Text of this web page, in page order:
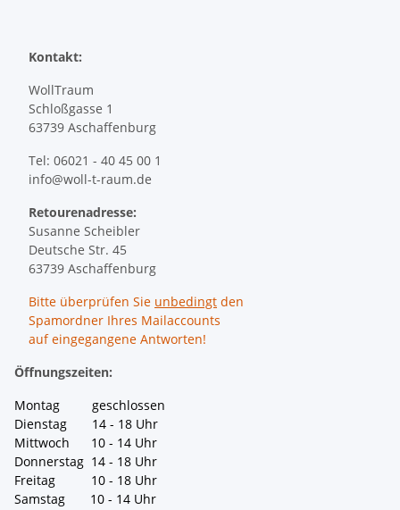
Kontakt:
WollTraum
Schloßgasse 1
63739 Aschaffenburg
Tel: 06021 - 40 45 00 1
info@woll-t-raum.de
Retourenadresse:
Susanne Scheibler
Deutsche Str. 45
63739 Aschaffenburg
Bitte überprüfen Sie unbedingt den
Spamordner Ihres Mailaccounts
auf eingegangene Antworten!
Öffnungszeiten:
Montag geschlossen
Dienstag 14 - 18 Uhr
Mittwoch 10 - 14 Uhr
Donnerstag 14 - 18 Uhr
Freitag 10 - 18 Uhr
Samstag 10 - 14 Uhr